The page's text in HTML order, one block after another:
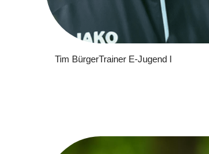
Tim BürgerTrainer E-Jugend I